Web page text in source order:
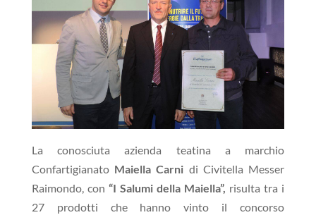
La conosciuta azienda teatina a marchio
Confartigianato Maiella Carni di Civitella Messer
Raimondo, con “I Salumi della Maiella”, risulta tra i
27 prodotti che hanno vinto il concorso